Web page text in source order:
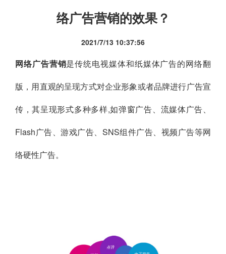
络广告营销的效果？
2021/7/13 10:37:56
网络广告营销是传统电视媒体和纸媒体广告的网络翻
版，用直观的呈现方式对企业形象或者品牌进行广告宣
传，其呈现形式多种多样,如弹窗广告、流媒体广告、
Flash广告、游戏广告、SNS组件广告、视频广告等网
络硬性广告。